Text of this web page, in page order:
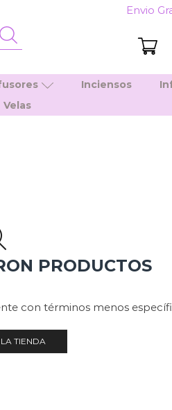
Envio
Inciensos
Velas
PRODUCTOS
con términos menos
TIENDA